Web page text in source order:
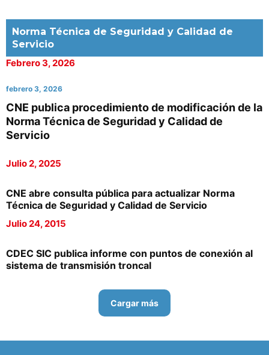
Norma Técnica de Seguridad y Calidad de
Servicio
Febrero 3, 2026
febrero 3, 2026
CNE publica procedimiento de modificación de la
Norma Técnica de Seguridad y Calidad de
Servicio
Julio 2, 2025
CNE abre consulta pública para actualizar Norma
Técnica de Seguridad y Calidad de Servicio
Julio 24, 2015
CDEC SIC publica informe con puntos de conexión al
sistema de transmisión troncal
Cargar más